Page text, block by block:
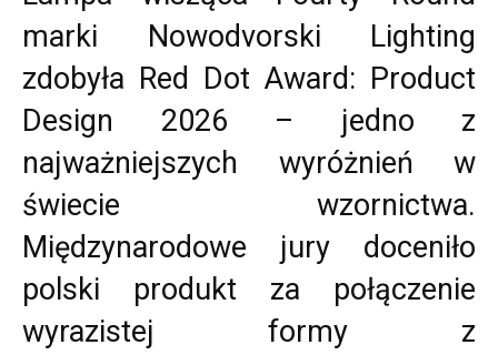
marki Nowodvorski Lighting
zdobyła Red Dot Award: Product
Design 2026 – jedno z
najważniejszych wyróżnień w
świecie wzornictwa.
Międzynarodowe jury doceniło
polski produkt za połączenie
wyrazistej formy z